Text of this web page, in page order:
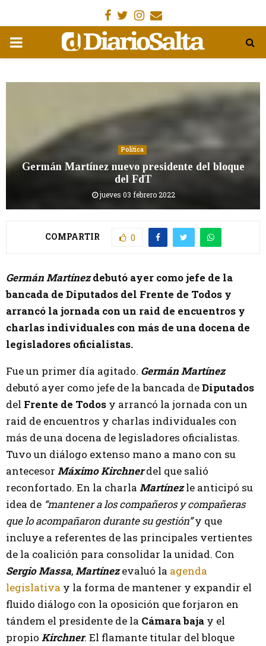
Facebook
Gorjeo
Instagram
Email
MENÚ
Política
Germán Martínez nuevo presidente del bloque
del FdT
jueves 03 febrero 2022
COMPARTIR 0
Germán Martínezdebutó ayer como jefe de la
bancada de Diputados del Frente de Todos y
arrancó la jornada con un raid de encuentros y
charlas individuales con más de una docena de
legisladores oficialistas.
Fue un primer día agitado. Germán Martínez
debutó ayer como jefe de la bancada deDiputados
del Frente de Todos y arrancó la jornada con un
raid de encuentros y charlas individuales con
más de una docena de legisladores oficialistas.
Tuvo un diálogo extenso mano a mano con su
antecesor Máximo Kirchnerdel que salió
reconfortado. En la charla Martínezle anticipó su
idea de “mantener a los compañeros y compañeras
que lo acompañaron durante su gestión”y que
incluye a referentes de las principales vertientes
de la coalición para consolidar la unidad. Con
Sergio Massa,Martínezevaluó la agenda
legislativa y la forma de mantener y expandir el
fluido diálogo con la oposición que forjaron en
tándem el presidente de la Cámara baja y el
propio Kirchner. El flamante titular del bloque